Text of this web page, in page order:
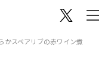
かスペアリブの赤ワイン煮